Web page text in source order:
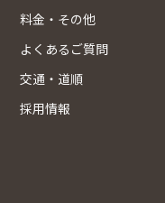
料金・その他
よくあるご質問
交通・道順
採用情報